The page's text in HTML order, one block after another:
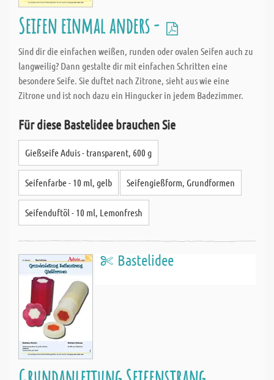
Seifen einmal anders -
Sind dir die einfachen weißen, runden oder ovalen Seifen auch zu
langweilig? Dann gestalte dir mit einfachen Schritten eine
besondere Seife. Sie duftet nach Zitrone, sieht aus wie eine
Zitrone und ist noch dazu ein Hingucker in jedem Badezimmer.
Für diese Bastelidee brauchen Sie
Gießseife Aduis - transparent, 600 g
Seifenfarbe - 10 ml, gelb Seifengießform, Grundformen
Seifenduftöl - 10 ml, Lemonfresh
Bastelidee